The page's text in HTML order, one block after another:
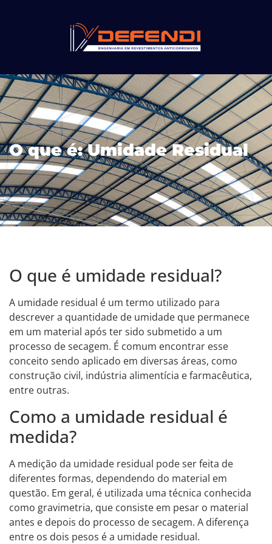
O que é: Umidade Residual
O que é umidade residual?
A umidade residual é um termo utilizado para
descrever a quantidade de umidade que permanece
em um material após ter sido submetido a um
processo de secagem. É comum encontrar esse
conceito sendo aplicado em diversas áreas, como
construção civil, indústria alimentícia e farmacêutica,
entre outras.
Como a umidade residual é
medida?
A medição da umidade residual pode ser feita de
diferentes formas, dependendo do material em
questão. Em geral, é utilizada uma técnica conhecida
como gravimetria, que consiste em pesar o material
antes e depois do processo de secagem. A diferença
entre os dois pesos é a umidade residual.